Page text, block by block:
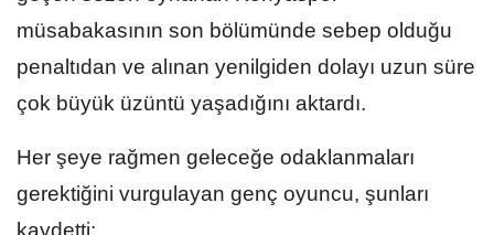
müsabakasının son bölümünde sebep olduğu
penaltıdan ve alınan yenilgiden dolayı uzun süre
çok büyük üzüntü yaşadığını aktardı.
Her şeye rağmen geleceğe odaklanmaları
gerektiğini vurgulayan genç oyuncu, şunları
kaydetti: